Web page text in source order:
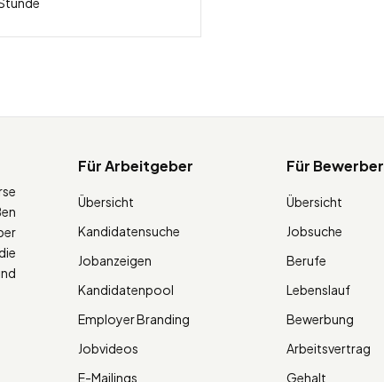
Für Arbeitgeber
Übersicht
Kandidatensuche
Jobanzeigen
Kandidatenpool
Employer Branding
Jobvideos
E-Mailings
Für Bewerber
Übersicht
Jobsuche
Berufe
Lebenslauf
Bewerbung
Arbeitsvertrag
Gehalt